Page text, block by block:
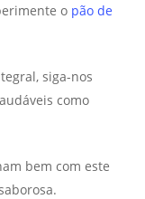
o pão de
siga-nos
como
bem com este